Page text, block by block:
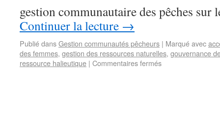
gestion communautaire des pêches sur
Continuer la lecture →
Publié dansGestion communautés pêcheurs | Marqué avec
des femmes, gestion des ressources naturelles, gouvernance
ressource halieutique | Commentaires fermés